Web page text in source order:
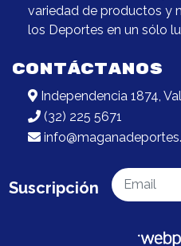
variedad de productos y
los Deportes en un sólo
CONTÁCTANOS
Independencia 1874,
(32) 225 5671
Suscripción